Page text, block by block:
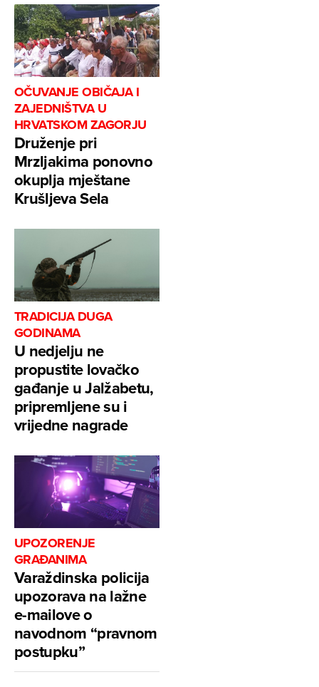
OČUVANJE OBIČAJA I
ZAJEDNIŠTVA U
HRVATSKOM ZAGORJU
Druženje pri
Mrzljakima ponovno
okuplja mještane
Krušljeva Sela
TRADICIJA DUGA
GODINAMA
U nedjelju ne
propustite lovačko
gađanje u Jalžabetu,
pripremljene su i
vrijedne nagrade
UPOZORENJE
GRAĐANIMA
Varaždinska policija
upozorava na lažne
e-mailove o
navodnom “pravnom
postupku”